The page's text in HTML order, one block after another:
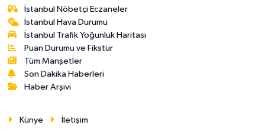
İstanbul Nöbetçi Eczaneler
İstanbul Hava Durumu
İstanbul Trafik Yoğunluk Haritası
Puan Durumu ve Fikstür
Tüm Manşetler
Son Dakika Haberleri
Haber Arşivi
Künye İletişim